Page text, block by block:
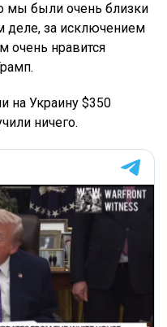
мы были очень близки
деле, за исключением
очень нравится
на Украину $350
ничего.